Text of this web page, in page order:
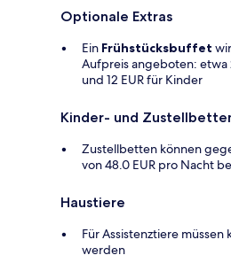
Optionale Extras
Ein Frühstücksbuffet
Aufpreis angeboten: etwa
und 12 EUR für Kinder
Kinder- und
Zustellbetten können
von 48.0 EUR pro Nacht
Haustiere
Für Assistenztiere
werden